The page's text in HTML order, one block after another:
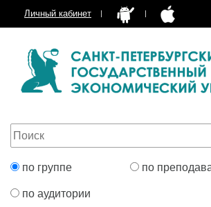
Личный кабинет
по группе по
по аудитории